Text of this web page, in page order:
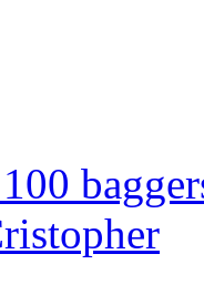
100